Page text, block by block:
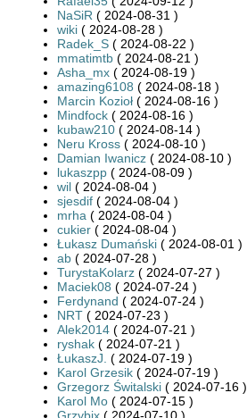
NaSiR ( 2024-08-31 )
wiki ( 2024-08-28 )
Radek_S ( 2024-08-22 )
mmatimtb ( 2024-08-21 )
Asha_mx ( 2024-08-19 )
amazing6108 ( 2024-08-18 )
Marcin Kozioł ( 2024-08-16 )
Mindfock ( 2024-08-16 )
kubaw210 ( 2024-08-14 )
Neru Kross ( 2024-08-10 )
Damian Iwanicz ( 2024-08-10 )
lukaszpp ( 2024-08-09 )
wil ( 2024-08-04 )
sjesdif ( 2024-08-04 )
mrha ( 2024-08-04 )
cukier ( 2024-08-04 )
Łukasz Dumański ( 2024-08-01 )
ab ( 2024-07-28 )
TurystaKolarz ( 2024-07-27 )
Maciek08 ( 2024-07-24 )
Ferdynand ( 2024-07-24 )
NRT ( 2024-07-23 )
Alek2014 ( 2024-07-21 )
ryshak ( 2024-07-21 )
ŁukaszJ. ( 2024-07-19 )
Karol Grzesik ( 2024-07-19 )
Grzegorz Świtalski ( 2024-07-16 )
Karol Mo ( 2024-07-15 )
Grzybix ( 2024-07-10 )